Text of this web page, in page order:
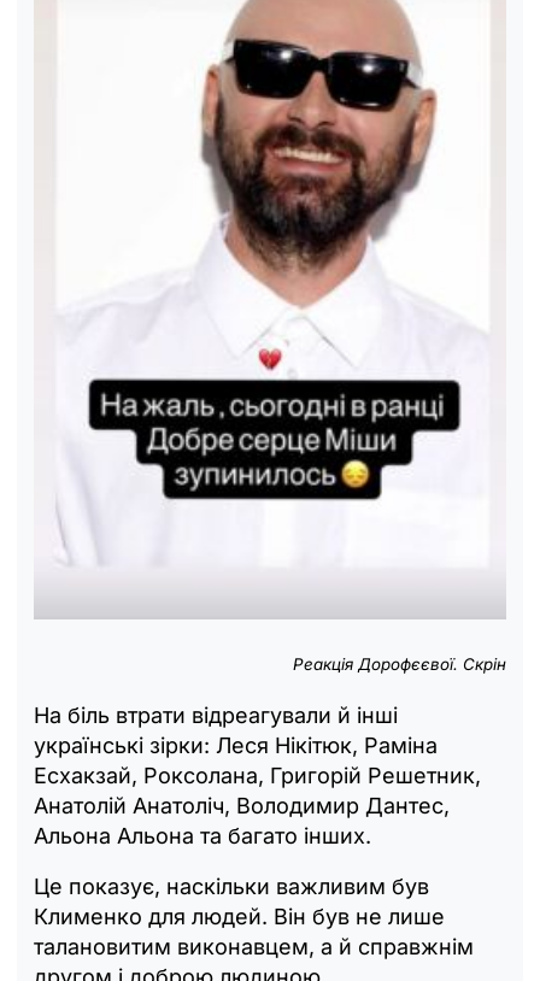
Реакція Дорофєєвої. Скрін
На біль втрати відреагували й інші
українські зірки: Леся Нікітюк, Раміна
Есхакзай, Роксолана, Григорій Решетник,
Анатолій Анатоліч, Володимир Дантес,
Альона Альона та багато інших.
Це показує, наскільки важливим був
Клименко для людей. Він був не лише
талановитим виконавцем, а й справжнім